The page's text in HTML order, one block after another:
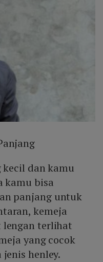
dan kamu
kamu bisa
panjang untuk
kemeja
lengan terlihat
yang cocok
henley.